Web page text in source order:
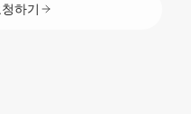
하기